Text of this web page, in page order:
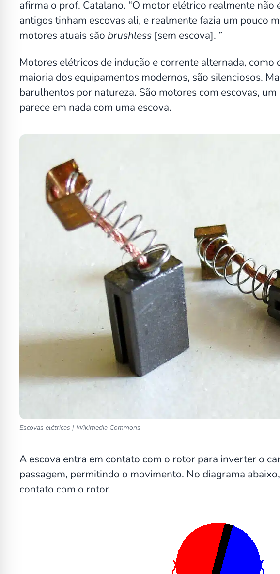
afirma o prof. Catalano. “O motor elétrico realmente não
antigos tinham escovas ali, e realmente fazia um pouco
motores atuais são brushless [sem escova]. ”
Motores elétricos de indução e corrente alternada, como
maioria dos equipamentos modernos, são silenciosos.
barulhentos por natureza. São motores com escovas,
parece em nada com uma escova.
Escovas elétricas | Wikimedia Commons
A escova entra em contato com o rotor para inverter o
passagem, permitindo o movimento. No diagrama
contato com o rotor.